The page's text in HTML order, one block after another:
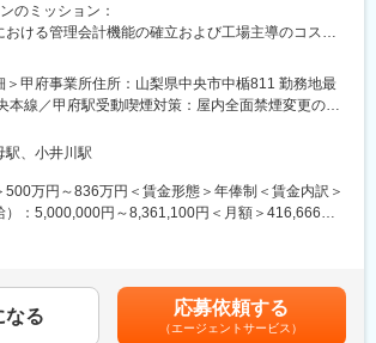
サポートするポジションです。 サポート＆サービス
、お客様にご提案することで、お客様からの信頼や
OJT・研修で1人前になるまで手厚くサポート致しま
でも安心してキャッチアップいただけるフォロー
ーに届く問い合せ内容の対応研修等。
・ネットワーク知識が身につき、より専門性の高い
ジニアへステップアップが可能です。
のミッション：
おける管理会計機能の確立および工場主導のコスト
の甲府工場にて、これまで属人的・部分的になって
を、管理会計の視点で整理・体系化し、工場経営に
みとして定着させていくことが本ポジションのミッ
品質、物流など工場内の各部門と日常的にコミュニ
取りながら、標準原価の設定・妥当性検証を行い、
差異を月次で継続的に分析。
料単価や使用量の変動、工程ロス、稼働率など、現
算や報告業務ではなく、現場で実際に発生している
結びつけ、各部門と一緒になって改善アクションに
ことが求められます。
＞甲府事業所住所：山梨県中央市中楯811 勤務地最
本線／甲府駅受動喫煙対策：屋内全面禁煙変更の範
める事業所
駅、小井川駅
500万円～836万円＜賃金形態＞年俸制＜賃金内訳＞
）：5,000,000円～8,361,100円＜月額＞416,666円
なる 応募依頼する
（エージェントサービス）